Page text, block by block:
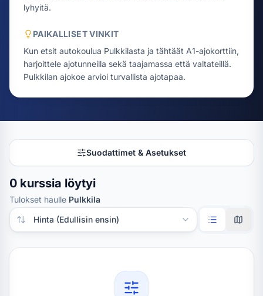
lyhyitä.
PAIKALLISET VINKIT
Kun etsit autokoulua Pulkkilasta ja tähtäät A1-ajokorttiin,
harjoittele ajotunneilla sekä taajamassa että valtateillä.
Pulkkilan ajokoe arvioi turvallista ajotapaa.
Suodattimet & Asetukset
0 kurssia löytyi
Tulokset haulle Pulkkila
Järjestä tulokset